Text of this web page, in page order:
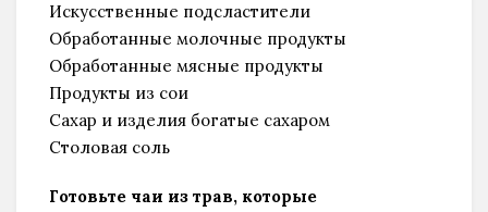
Искусственные подсластители
Обработанные молочные продукты
Обработанные мясные продукты
Продукты из сои
Сахар и изделия богатые сахаром
Столовая соль
Готовьте чаи из трав, которые